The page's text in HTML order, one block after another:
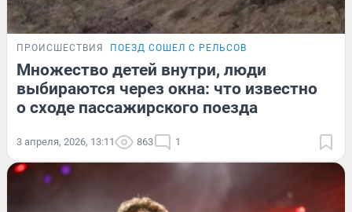
ПРОИСШЕСТВИЯ ПОЕЗД СОШЕЛ С РЕЛЬСОВ
Множество детей внутри, люди
выбираются через окна: что известно
о сходе пассажирского поезда
3 апреля, 2026, 13:11 863 1